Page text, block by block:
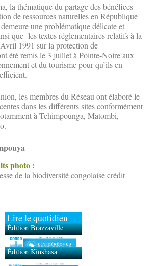
la thématique du partage des bénéfices
de ressources naturelles en République
une problématique délicate et
que les textes réglementaires relatifs à la
1991 sur la protection de
été remis le 3 juillet à Pointe-Noire aux
et du tourisme pour qu’ils en
les membres du Réseau ont élaboré le
dans les différents sites conformément
à Tchimpounga, Matombi,
photo :
de la biodiversité congolaise crédit
Lire le quotidien
Édition Brazzaville
Édition Kinshasa